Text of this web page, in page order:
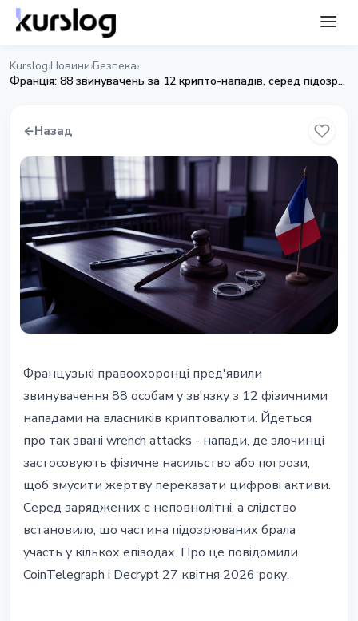
Kurslog›Новини›Безпека›
Франція: 88 звинувачень за 12 крипто-нападів, серед підозрюваних є неповнолітні
←Назад
Франція: 88 звинувачень за 12
крипто-нападів, серед
підозрюваних є неповнолітні
27 квітня 2026 р.3 хв читання
Наталія Дорофєєва
Французькі правоохоронці пред'явили
звинувачення 88 особам у зв'язку з 12 фізичними
нападами на власників криптовалюти. Йдеться
про так звані wrench attacks - напади, де злочинці
застосовують фізичне насильство або погрози,
щоб змусити жертву переказати цифрові активи.
Серед заряджених є неповнолітні, а слідство
встановило, що частина підозрюваних брала
участь у кількох епізодах. Про це повідомили
CoinTelegraph і Decrypt 27 квітня 2026 року.